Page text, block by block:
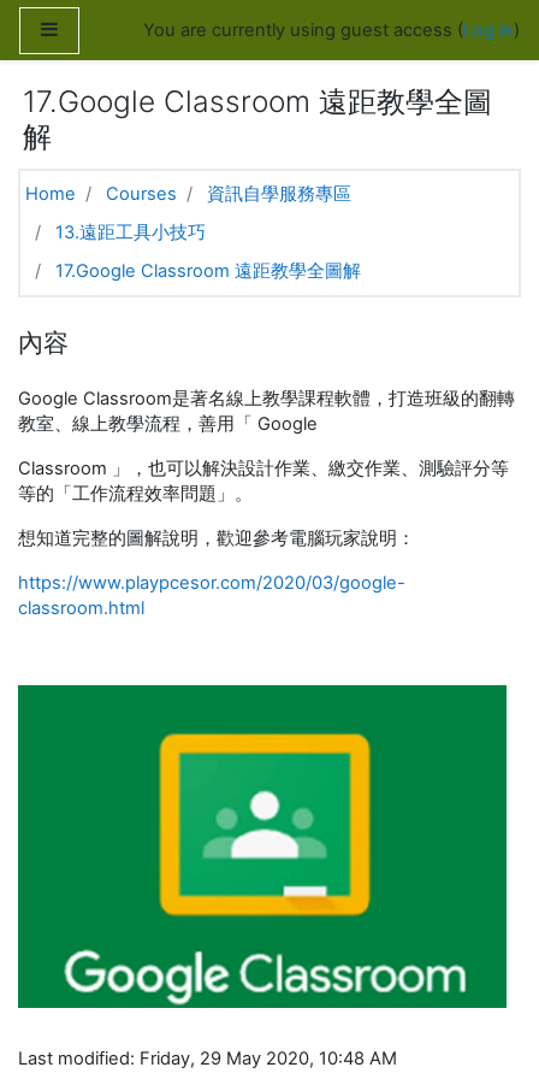
Skip to main content
You are currently using guest access (Log in)
17.Google Classroom 遠距教學全圖
解
Home Courses
資訊自學服務專區
13.遠距工具小技巧
17.Google Classroom 遠距教學全圖解
內容
Google Classroom是著名線上教學課程軟體，打造班級的翻轉
教室、線上教學流程，善用「 Google
Classroom 」，也可以解決設計作業、繳交作業、測驗評分等
等的「工作流程效率問題」。
想知道完整的圖解說明，歡迎參考電腦玩家說明：
https://www.playpcesor.com/2020/03/google-
classroom.html
Last modified: Friday, 29 May 2020, 10:48 AM